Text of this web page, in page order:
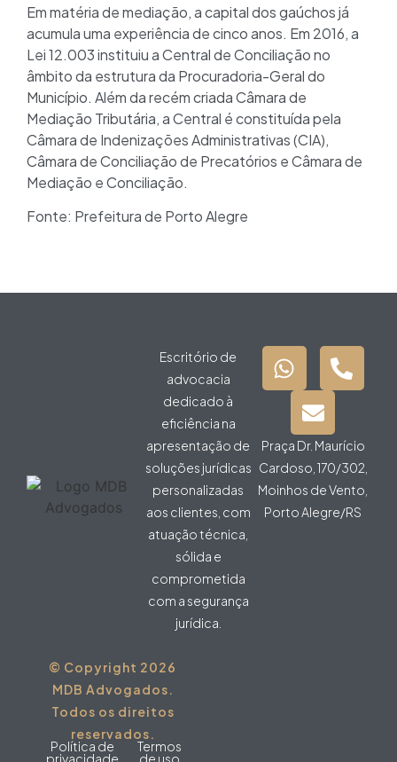
Em matéria de mediação, a capital dos gaúchos já
acumula uma experiência de cinco anos. Em 2016, a
Lei 12.003 instituiu a Central de Conciliação no
âmbito da estrutura da Procuradoria-Geral do
Município. Além da recém criada Câmara de
Mediação Tributária, a Central é constituída pela
Câmara de Indenizações Administrativas (CIA),
Câmara de Conciliação de Precatórios e Câmara de
Mediação e Conciliação.
Fonte: Prefeitura de Porto Alegre
Escritório de
advocacia
dedicado à
eficiência na
apresentação de
soluções jurídicas
personalizadas
aos clientes, com
atuação técnica,
sólida e
comprometida
com a segurança
jurídica.
Praça Dr. Maurício
Cardoso, 170/302,
Moinhos de Vento,
Porto Alegre/RS
© Copyright 2026
MDB Advogados.
Todos os direitos
reservados.
Política de
privacidade
Termos
de uso